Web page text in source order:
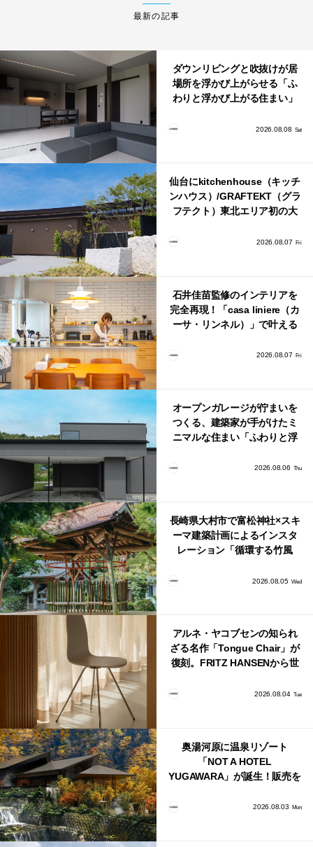
最新の記事
ダウンリビングと吹抜けが居
場所を浮かび上がらせる「ふ
わりと浮かび上がる住まい」
2026.08.08 Sat
仙台にkitchenhouse（キッチ
ンハウス）/GRAFTEKT（グラ
フテクト）東北エリア初の大
2026.08.07 Fri
石井佳苗監修のインテリアを
完全再現！「casa liniere（カ
ーサ・リンネル）」で叶える
2026.08.07 Fri
オープンガレージが佇まいを
つくる、建築家が手がけたミ
ニマルな住まい「ふわりと浮
2026.08.06 Thu
長崎県大村市で富松神社×スキ
ーマ建築計画によるインスタ
レーション「循環する竹風
2026.08.05 Wed
アルネ・ヤコブセンの知られ
ざる名作「Tongue Chair」が
復刻。FRITZ HANSENから世
2026.08.04 Tue
奥湯河原に温泉リゾート
「NOT A HOTEL
YUGAWARA」が誕生！販売を
2026.08.03 Mon